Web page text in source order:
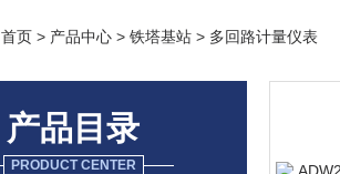
首页 > 产品中心 > 铁塔基站 > 多回路计量仪表
产品目录
PRODUCT CENTER